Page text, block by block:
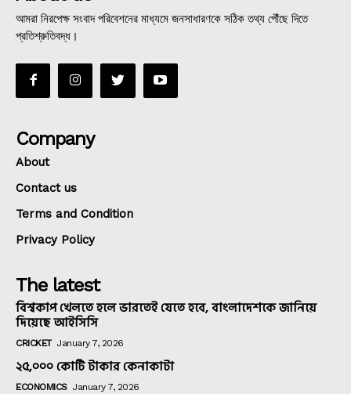
আমরা নিরপেক্ষ সংবাদ পরিবেশনের মাধ্যমে জনসাধারণকে সঠিক তথ্য পৌঁছে দিতে
প্রতিশ্রুতিবদ্ধ।
Company
About
Contact us
Terms and Condition
Privacy Policy
The latest
বিশ্বকাপ খেলতে হলে ভারতেই যেতে হবে, বাংলাদেশকে জানিয়ে
দিয়েছে আইসিসি
CRICKET January 7, 2026
২৫,০০০ কোটি টাকার কেনাকাটা
ECONOMICS January 7, 2026